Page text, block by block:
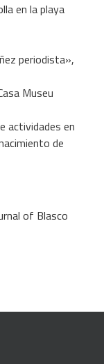
en la playa
periodista»,
Museu
actividades en
de
of Blasco